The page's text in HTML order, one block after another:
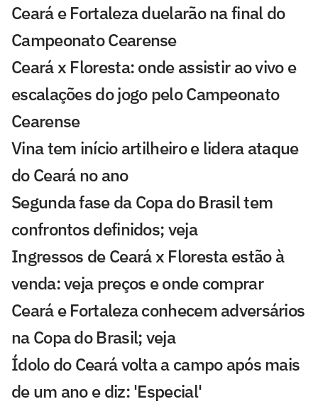
Ceará e Fortaleza duelarão na final do
Campeonato Cearense
Ceará x Floresta: onde assistir ao vivo e
escalações do jogo pelo Campeonato
Cearense
Vina tem início artilheiro e lidera ataque
do Ceará no ano
Segunda fase da Copa do Brasil tem
confrontos definidos; veja
Ingressos de Ceará x Floresta estão à
venda: veja preços e onde comprar
Ceará e Fortaleza conhecem adversários
na Copa do Brasil; veja
Ídolo do Ceará volta a campo após mais
de um ano e diz: 'Especial'